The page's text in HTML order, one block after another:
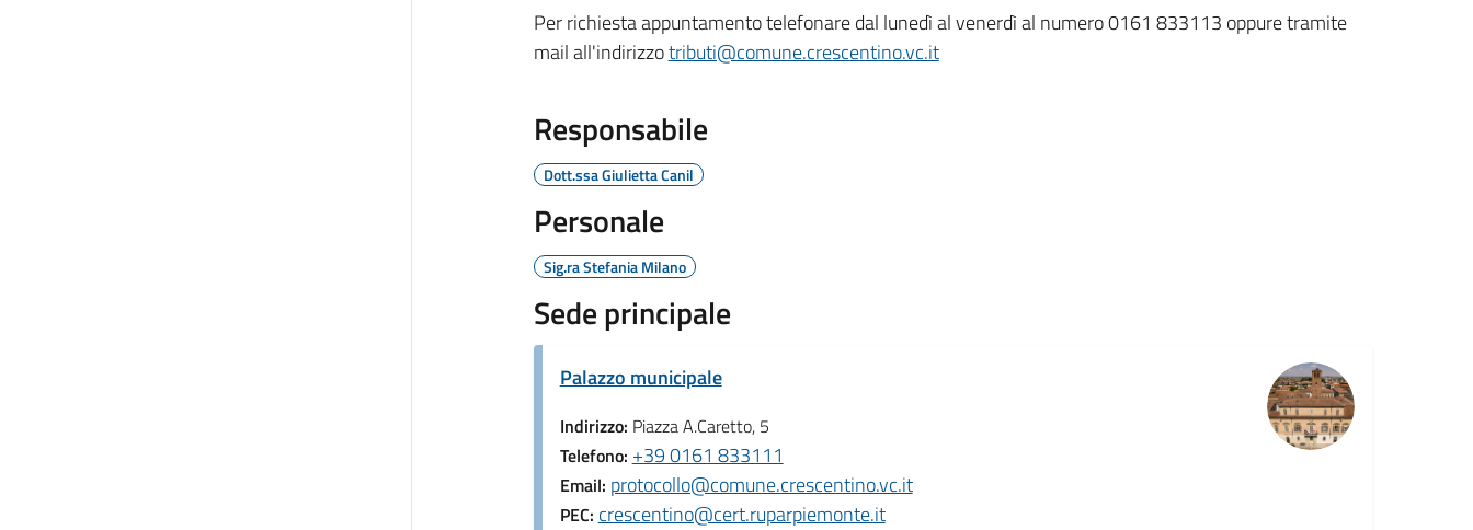
Per richiesta appuntamento telefonare dal lunedì al venerdì al numero 0161 833113 oppure tramite
mail all'indirizzotributi@comune.crescentino.vc.it
Responsabile
Dott.ssa Giulietta Canil
Personale
Sig.ra Stefania Milano
Sede principale
Palazzo municipale
Indirizzo: Piazza A.Caretto, 5
Telefono: +39 0161 833111
Email: protocollo@comune.crescentino.vc.it
PEC: crescentino@cert.ruparpiemonte.it